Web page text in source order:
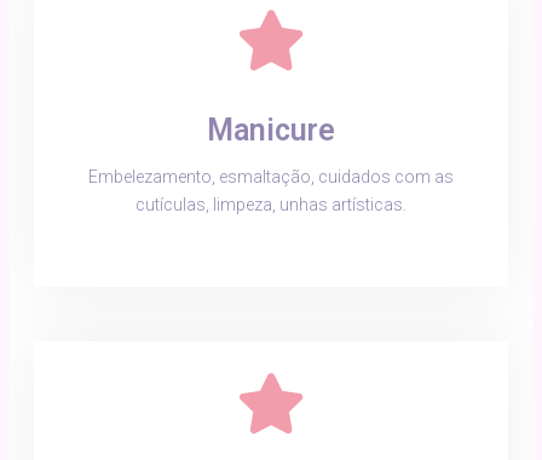
Manicure
Embelezamento, esmaltação, cuidados com as
cutículas, limpeza, unhas artísticas.